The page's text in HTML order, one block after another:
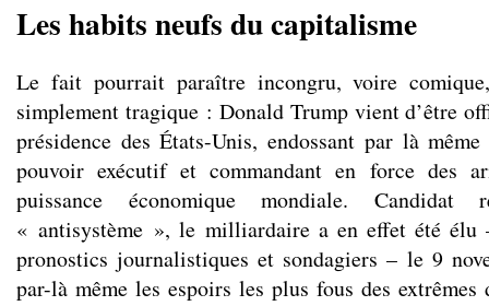
Les habits neufs du capitalisme
Le fait pourrait paraître incongru, voire
simplement tragique : Donald Trump vient d’être
présidence des États-Unis, endossant par là
pouvoir exécutif et commandant en force des
puissance économique mondiale. Candidat
« antisystème », le milliardaire a en effet été élu
pronostics journalistiques et sondagiers – le 9
par-là même les espoirs les plus fous des extrêmes